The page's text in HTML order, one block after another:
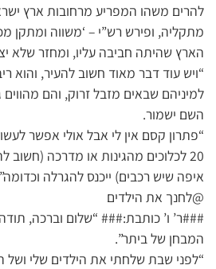
להרים משהו המפריע מרחובות ארץ
מתקליה, ופירש רש”י – ‘משווה ומתקן
הארץ שהיתה חביבה עליו, ומחזר שלא
“ויש עוד דבר מאוד חשוב להעיר, והוא
למיניהם שבאים מזבל זרוק, והם מהווים
השם ישמור.
“פתרון קסם אין לי אבל אולי אפשר
20 לכלוכים מהגינות או מדרכה
איפה שיש רכבים) ייכנס להגרלה
@לחנך את הילדים
###ר’ ו’ כותבת:### “שלום וברכה,
המבחן של ביתר”.
“לפני שבת שלחתי את הילדים שלי ושל